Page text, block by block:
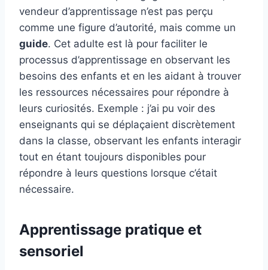
vendeur d’apprentissage n’est pas perçu
comme une figure d’autorité, mais comme un
guide. Cet adulte est là pour faciliter le
processus d’apprentissage en observant les
besoins des enfants et en les aidant à trouver
les ressources nécessaires pour répondre à
leurs curiosités. Exemple : j’ai pu voir des
enseignants qui se déplaçaient discrètement
dans la classe, observant les enfants interagir
tout en étant toujours disponibles pour
répondre à leurs questions lorsque c’était
nécessaire.
Apprentissage pratique et
sensoriel